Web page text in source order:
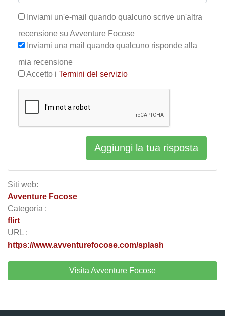
Siti web:
Avventure Focose
Categoria :
flirt
URL :
https://www.avventurefocose.com/splash
Visita Avventure Focose
Inviami un'e-mail quando qualcuno scrive un'altra
recensione su Avventure Focose
Inviami una mail quando qualcuno risponde alla
mia recensione
Accetto i Termini del servizio
Aggiungi la tua risposta